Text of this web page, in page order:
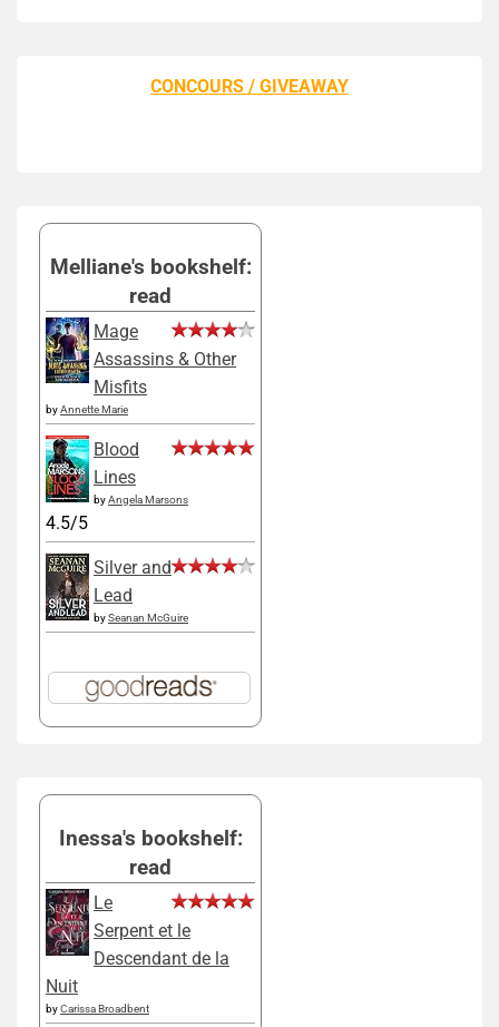
CONCOURS / GIVEAWAY
Melliane's bookshelf:
read
Mage
Assassins & Other
Misfits
byAnnette Marie
Blood
Lines
byAngela Marsons
4.5/5
Silver and
Lead
bySeanan McGuire
Inessa's bookshelf:
read
Le
Serpent et le
Descendant de la
Nuit
byCarissa Broadbent